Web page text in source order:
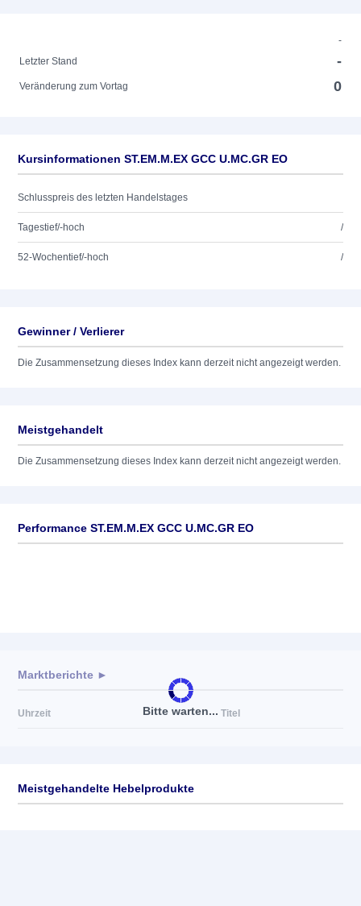
-
Letzter Stand
-
Veränderung zum Vortag 0
Kursinformationen ST.EM.M.EX GCC U.MC.GR EO
Schlusspreis des letzten Handelstages
Tagestief/-hoch /
52-Wochentief/-hoch /
Gewinner / Verlierer
Die Zusammensetzung dieses Index kann derzeit nicht angezeigt werden.
Meistgehandelt
Die Zusammensetzung dieses Index kann derzeit nicht angezeigt werden.
Performance ST.EM.M.EX GCC U.MC.GR EO
Bitte warten...
Marktberichte ►
Uhrzeit Titel
Meistgehandelte Hebelprodukte